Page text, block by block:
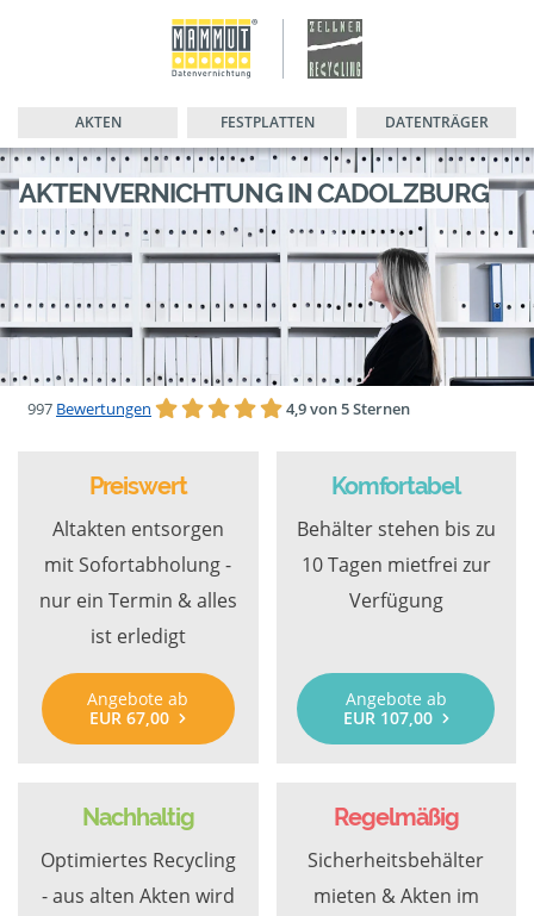
AKTEN FESTPLATTEN DATENTRÄGER
AKTENVERNICHTUNG IN CADOLZBURG
997 Bewertungen 4,9 von 5 Sternen
Preiswert
Altakten entsorgen
mit Sofortabholung -
nur ein Termin & alles
ist erledigt
Angebote ab
EUR 67,00
Komfortabel
Behälter stehen bis zu
10 Tagen mietfrei zur
Verfügung
Angebote ab
EUR 107,00
Nachhaltig
Optimiertes Recycling
- aus alten Akten wird
Regelmäßig
Sicherheitsbehälter
mieten & Akten im